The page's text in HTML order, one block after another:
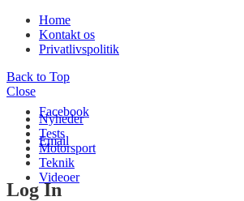
Home
Kontakt os
Privatlivspolitik
Back to Top
Close
Nyheder
Tests
Motorsport
Teknik
Videoer
Facebook
Email
Log In